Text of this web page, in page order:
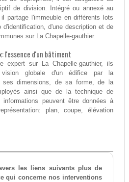
de division. Intégré ou annexé au
partage l'immeuble en différents lots
d'identification, d'une description et de
sur La Chapelle-gauthier.
l'essence d'un bâtiment
expert sur La Chapelle-gauthier, ils
vision globale d'un édifice par la
ses dimensions, de sa forme, de la
ainsi que de la technique de
peuvent être données à
plan, coupe, élévation
les liens suivants plus de
qui concerne nos interventions